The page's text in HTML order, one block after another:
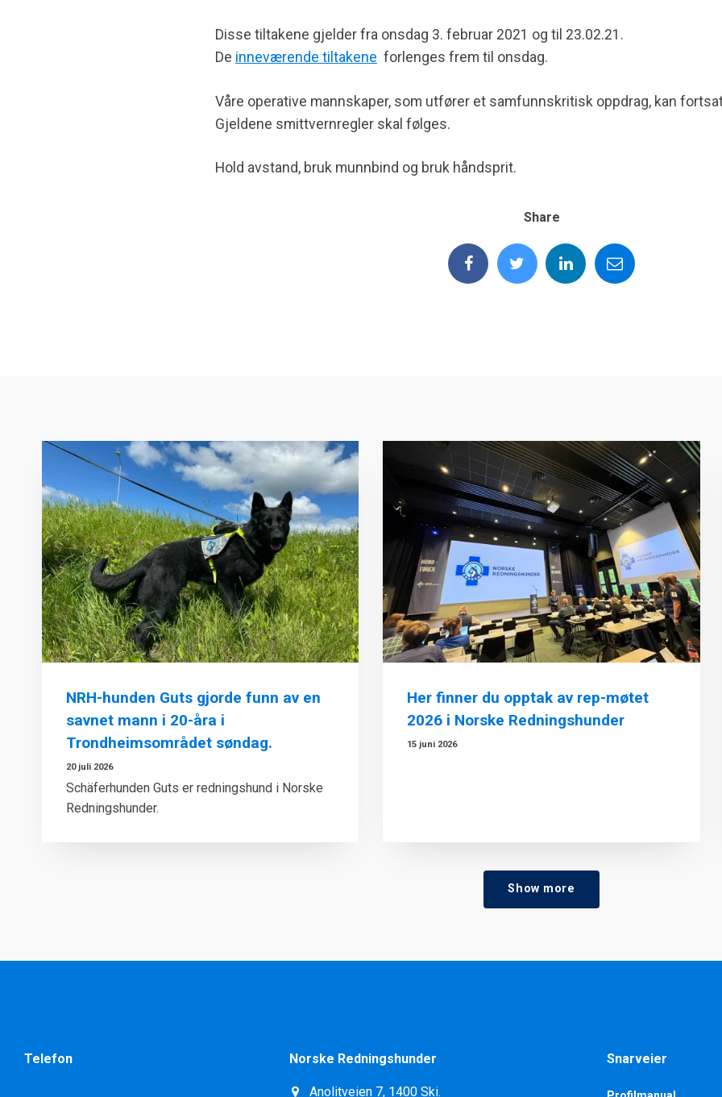
Disse tiltakene gjelder fra onsdag 3. februar 2021 og til 23.02.21.
De inneværende tiltakene forlenges frem til onsdag.
Våre operative mannskaper, som utfører et samfunnskritisk oppdrag, kan
Gjeldene smittvernregler skal følges.
Hold avstand, bruk munnbind og bruk håndsprit.
Share
NRH-hunden Guts gjorde funn av en
savnet mann i 20-åra i
Trondheimsområdet søndag.
20 juli 2026
Schäferhunden Guts er redningshund i Norske
Redningshunder.
Her finner du opptak av rep-møtet
2026 i Norske Redningshunder
15 juni 2026
Show more
Telefon Norske Redningshunder
Anolitveien 7, 1400 Ski.
Snarveier